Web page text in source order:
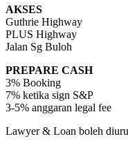
AKSES
Guthrie Highway
PLUS Highway
Jalan Sg Buloh
PREPARE CASH
3% Booking
7% ketika sign S&P
3-5% anggaran legal fee
Lawyer & Loan boleh